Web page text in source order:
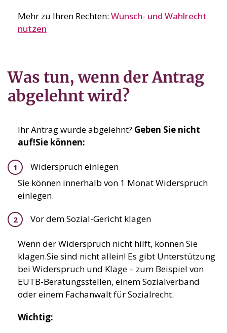
Mehr zu Ihren Rechten: Wunsch- und Wahlrecht
nutzen
Was tun, wenn der Antrag
abgelehnt wird?
Ihr Antrag wurde abgelehnt? Geben Sie nicht
auf!Sie können:
Widerspruch einlegen
Sie können innerhalb von 1 Monat Widerspruch
einlegen.
Vor dem Sozial-Gericht klagen
Wenn der Widerspruch nicht hilft, können Sie
klagen.Sie sind nicht allein! Es gibt Unterstützung
bei Widerspruch und Klage – zum Beispiel von
EUTB-Beratungsstellen, einem Sozialverband
oder einem Fachanwalt für Sozialrecht.
Wichtig: